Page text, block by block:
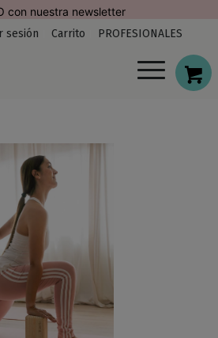
con nuestra newsletter
sesión Carrito PROFESIONALES
modal-check